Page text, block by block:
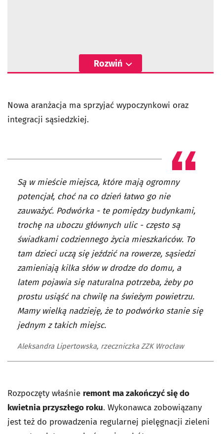
Rozwiń
Nowa aranżacja ma sprzyjać wypoczynkowi oraz
integracji sąsiedzkiej.
Są w mieście miejsca, które mają ogromny
potencjał, choć na co dzień łatwo go nie
zauważyć. Podwórka - te pomiędzy budynkami,
trochę na uboczu głównych ulic - często są
świadkami codziennego życia mieszkańców. To
tam dzieci uczą się jeździć na rowerze, sąsiedzi
zamieniają kilka słów w drodze do domu, a
latem pojawia się naturalna potrzeba, żeby po
prostu usiąść na chwilę na świeżym powietrzu.
Mamy wielką nadzieję, że to podwórko stanie się
jednym z takich miejsc.
Aleksandra Lipertowska, rzeczniczka ZZK Wrocław
Rozpoczęty właśnie remont ma zakończyć się do
kwietnia przyszłego roku. Wykonawca zobowiązany
jest też do prowadzenia regularnej pielęgnacji zieleni